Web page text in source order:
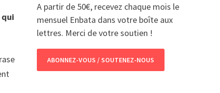
A partir de 50€, recevez chaque mois le
mensuel Enbata dans votre boîte aux
lettres. Merci de votre soutien !
ABONNEZ-VOUS / SOUTENEZ-NOUS